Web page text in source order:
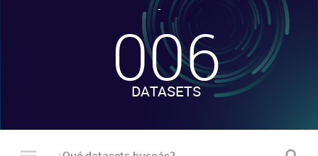
-
006
DATASETS